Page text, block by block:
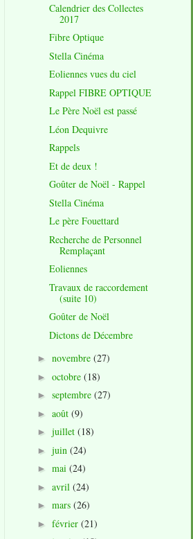
Calendrier des Collectes
2017
Fibre Optique
Stella Cinéma
Eoliennes vues du ciel
Rappel FIBRE OPTIQUE
Le Père Noël est passé
Léon Dequivre
Rappels
Et de deux !
Goûter de Noël - Rappel
Stella Cinéma
Le père Fouettard
Recherche de Personnel
Remplaçant
Eoliennes
Travaux de raccordement
(suite 10)
Goûter de Noël
Dictons de Décembre
► novembre (27)
► octobre (18)
► septembre (27)
► août (9)
► juillet (18)
► juin (24)
► mai (24)
► avril (24)
► mars (26)
► février (21)